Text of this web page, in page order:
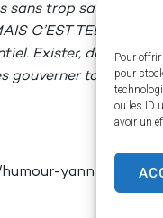
Pour
pour
ou les ID
avoir un
sans trop savoir
C’EST TELLEMENT
Exister, définition,
gouverner toutes et
yann-